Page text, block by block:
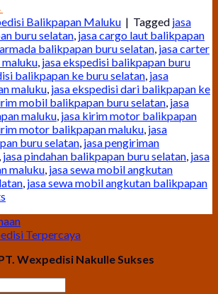
Balikpapan Maluku | Tagged jasa
buru selatan, jasa cargo laut balikpapan
balikpapan buru selatan, jasa carter
, jasa ekspedisi balikpapan buru
balikpapan ke buru selatan, jasa
maluku, jasa ekspedisi dari balikpapan ke
mobil balikpapan buru selatan, jasa
maluku, jasa kirim motor balikpapan
motor balikpapan maluku, jasa
buru selatan, jasa pengiriman
, jasa pindahan balikpapan buru selatan, jasa
maluku, jasa sewa mobil angkutan
, jasa sewa mobil angkutan balikpapan
Terpercaya
Wexpedisi Nakulle Sukses